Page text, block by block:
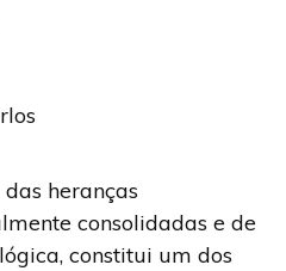
heranças
consolidadas e de
constitui um dos